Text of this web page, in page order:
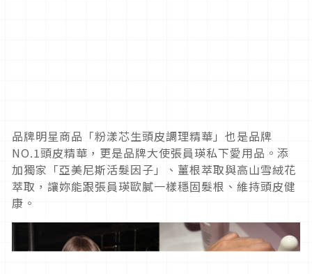
品牌明星商品「粉漾芯生頭皮調理精華」也是品牌
NO.1頭皮精華，更是品牌大使張員瑛私下愛用品。添
加獨家「亞美尼斯活髮因子」、薑根萃取與高山雪絨花
萃取，讓妳能跟張員瑛歐膩一樣穩固髮根、維持頭皮健
康。